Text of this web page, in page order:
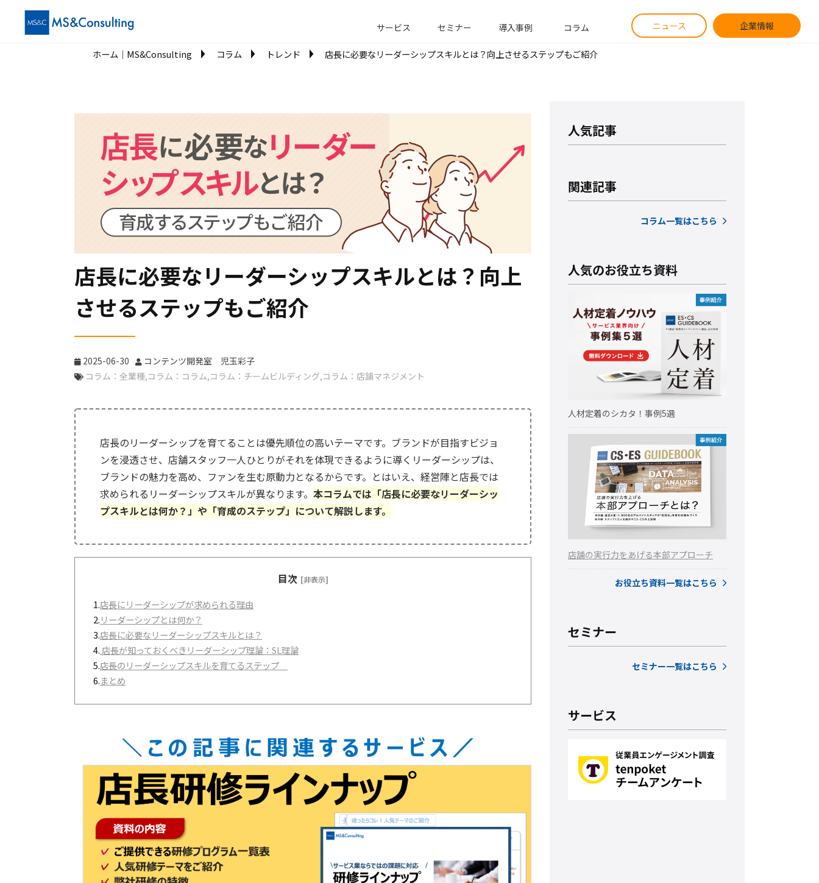
サービス セミナー 導入事例 コラム ニュース 企業情報
ホーム│MS&Consulting コラム トレンド 店長に必要なリーダーシップスキルとは？向上させるステップもご紹介
店長に必要なリーダーシップスキルとは？向上
させるステップもご紹介
2025-06-30
コンテンツ開発室 児玉彩子
コラム：全業種 コラム：コラム コラム：チームビルディング コラム：店舗マネジメント
店長のリーダーシップを育てることは優先順位の高いテーマです。ブランドが目指すビジョ
ンを浸透させ、店舗スタッフ一人ひとりがそれを体現できるように導くリーダーシップは、
ブランドの魅力を高め、ファンを生む原動力となるからです。とはいえ、経営陣と店長では
求められるリーダーシップスキルが異なります。 本コラムでは「店長に必要なリーダーシッ
プスキルとは何か？」や「育成のステップ」について解説します。
目次 [非表示]
1.店長にリーダーシップが求められる理由
2.リーダーシップとは何か？
3.店長に必要なリーダーシップスキルとは？
4. 店長が知っておくべきリーダーシップ理論：SL理論
5.店長のリーダーシップスキルを育てるステップ
6.まとめ
人気記事
関連記事
コラム一覧はこちら
人気のお役立ち資料
人材定着のシカタ！事例5選
店舗の実行力をあげる本部アプローチ
お役立ち資料一覧はこちら
セミナー
セミナー一覧はこちら
サービス